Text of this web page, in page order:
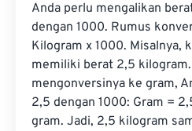
Anda perlu mengalikan
dengan 1000. Rumus
Kilogram x 1000. Misalnya,
memiliki berat 2,5
mengonversinya ke gram,
2,5 dengan 1000: Gram =
gram. Jadi, 2,5 kilogram